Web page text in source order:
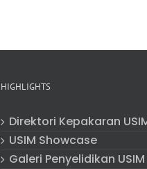
HIGHLIGHTS
Direktori Kepakaran
USIM Showcase
Galeri Penyelidikan USIM